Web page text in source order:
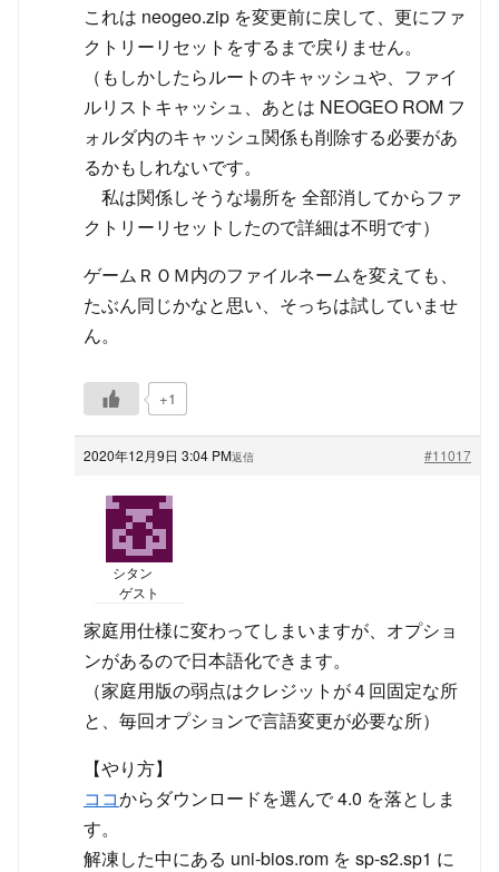
これは neogeo.zip を変更前に戻して、更にファ
クトリーリセットをするまで戻りません。
（もしかしたらルートのキャッシュや、ファイ
ルリストキャッシュ、あとは NEOGEO ROM フ
ォルダ内のキャッシュ関係も削除する必要があ
るかもしれないです。
私は関係しそうな場所を 全部消してからファ
クトリーリセットしたので詳細は不明です）
ゲームＲＯＭ内のファイルネームを変えても、
たぶん同じかなと思い、そっちは試していませ
ん。
+1
2020年12月9日 3:04 PM #11017
返信
シタン
ゲスト
家庭用仕様に変わってしまいますが、オプショ
ンがあるので日本語化できます。
（家庭用版の弱点はクレジットが４回固定な所
と、毎回オプションで言語変更が必要な所）
【やり方】
ココからダウンロードを選んで 4.0 を落としま
す。
解凍した中にある uni-bios.rom を sp-s2.sp1 に